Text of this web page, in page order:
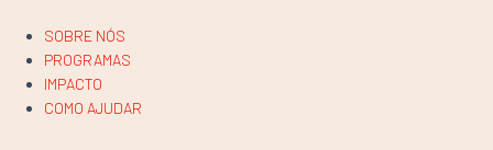
SOBRE NÓS
PROGRAMAS
IMPACTO
COMO AJUDAR